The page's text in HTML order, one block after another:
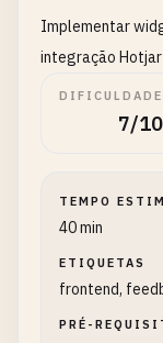
Implementar
integração
DIFICULDADE
7/10
TEMPO
40 min
ETIQUETAS
frontend,
PRÉ-